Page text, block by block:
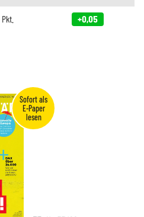
Pkt. +0,05